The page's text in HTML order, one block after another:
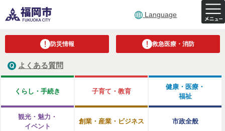
Language
防災情報 救急医療・消防
よくある質問
くらし・手続き 子育て・教育
健康・医療・
福祉
観光・魅力・
イベント
創業・産業・ビジネス 市政全般